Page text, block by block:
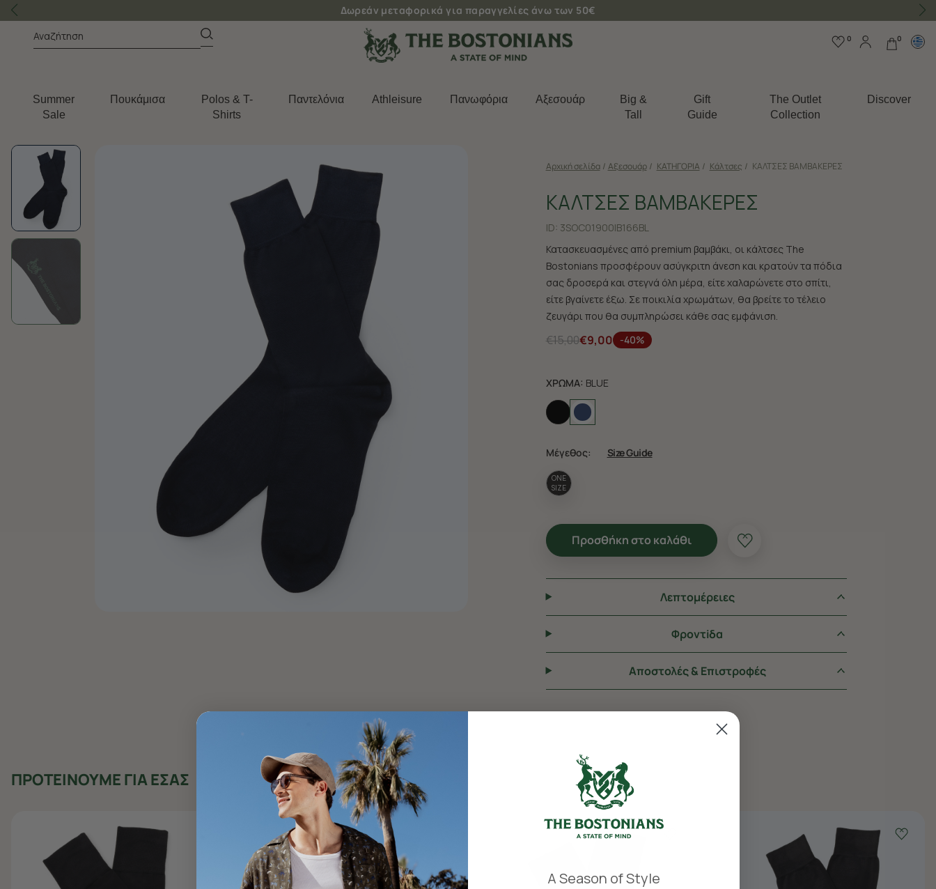
Δωρεάν μεταφορικά για παραγγελίες άνω των 50€
0 0
Summer
Sale
Πουκάμισα
Polos & T-
Shirts
Παντελόνια Athleisure Πανωφόρια Aξεσουάρ
Big &
Tall
Gift
Guide
The Outlet
Collection
Discover
Αρχική σελίδα / Aξεσουάρ / ΚΑΤΗΓΟΡΙΑ / Κάλτσες / ΚΑΛΤΣΕΣ ΒΑΜΒΑΚΕΡΕΣ
ΚΑΛΤΣΕΣ ΒΑΜΒΑΚΕΡΕΣ
ID: 3SOC01900|B166BL
Κατασκευασμένες από premium βαμβάκι, οι κάλτσες The
Bostonians προσφέρουν ασύγκριτη άνεση και κρατούν τα πόδια
σας δροσερά και στεγνά όλη μέρα, είτε χαλαρώνετε στο σπίτι,
είτε βγαίνετε έξω. Σε ποικιλία χρωμάτων, θα βρείτε το τέλειο
ζευγάρι που θα συμπληρώσει κάθε σας εμφάνιση.
€15,00€9,00 -40%
ΧΡΩΜΑ: BLUE
Μέγεθος: Size Guide
ONE
SIZE
Προσθήκη στο καλάθι
Λεπτομέρειες
Φροντiδα
Αποστολές & Επιστροφές
ΠΡΟΤΕΙΝΟΥΜΕ ΓΙΑ ΕΣΑΣ
A Season of Style